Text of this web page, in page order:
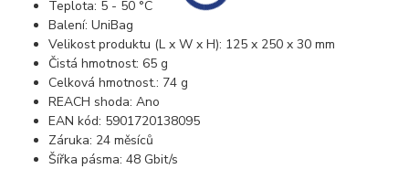
Teplota: 5 - 50 °C
Balení: UniBag
Velikost produktu (L x W x H): 125 x 250 x 30 mm
Čistá hmotnost: 65 g
Celková hmotnost.: 74 g
REACH shoda: Ano
EAN kód: 5901720138095
Záruka: 24 měsíců
Šířka pásma: 48 Gbit/s